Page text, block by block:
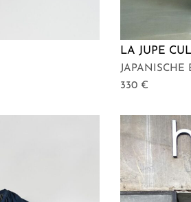
LA JUPE
JAPANISCHE
330 €